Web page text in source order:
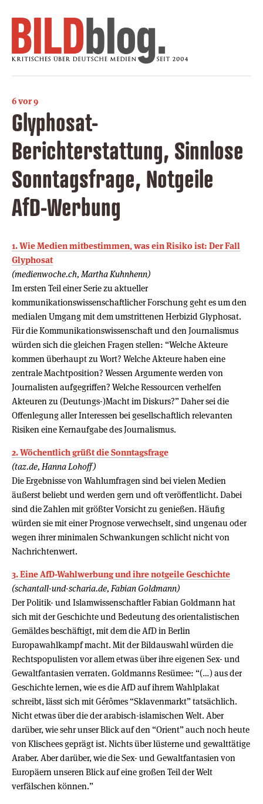
6 vor 9
Glyphosat-
Berichterstattung, Sinnlose
Sonntagsfrage, Notgeile
AfD-Werbung
1. Wie Medien mitbestimmen, was ein Risiko ist: Der Fall
Glyphosat
(medienwoche.ch, Martha Kuhnhenn)
Im ersten Teil einer Serie zu aktueller
kommunikationswissenschaftlicher Forschung geht es um den
medialen Umgang mit dem umstrittenen Herbizid Glyphosat.
Für die Kommunikationswissenschaft und den Journalismus
würden sich die gleichen Fragen stellen: “Welche Akteure
kommen überhaupt zu Wort? Welche Akteure haben eine
zentrale Machtposition? Wessen Argumente werden von
Journalisten aufgegriffen? Welche Ressourcen verhelfen
Akteuren zu (Deutungs-)Macht im Diskurs?” Daher sei die
Offenlegung aller Interessen bei gesellschaftlich relevanten
Risiken eine Kernaufgabe des Journalismus.
2. Wöchentlich grüßt die Sonntagsfrage
(taz.de, Hanna Lohoff)
Die Ergebnisse von Wahlumfragen sind bei vielen Medien
äußerst beliebt und werden gern und oft veröffentlicht. Dabei
sind die Zahlen mit größter Vorsicht zu genießen. Häufig
würden sie mit einer Prognose verwechselt, sind ungenau oder
wegen ihrer minimalen Schwankungen schlicht nicht von
Nachrichtenwert.
3. Eine AfD-Wahlwerbung und ihre notgeile Geschichte
(schantall-und-scharia.de, Fabian Goldmann)
Der Politik- und Islamwissenschaftler Fabian Goldmann hat
sich mit der Geschichte und Bedeutung des orientalistischen
Gemäldes beschäftigt, mit dem die AfD in Berlin
Europawahlkampf macht. Mit der Bildauswahl würden die
Rechtspopulisten vor allem etwas über ihre eigenen Sex- und
Gewaltfantasien verraten. Goldmanns Resümee: “(…) aus der
Geschichte lernen, wie es die AfD auf ihrem Wahlplakat
schreibt, lässt sich mit Gérômes “Sklavenmarkt” tatsächlich.
Nicht etwas über die der arabisch-islamischen Welt. Aber
darüber, wie sehr unser Blick auf den “Orient” auch noch heute
von Klischees geprägt ist. Nichts über lüsterne und gewalttätige
Araber. Aber darüber, wie die Sex- und Gewaltfantasien von
Europäern unseren Blick auf eine großen Teil der Welt
verfälschen können.”